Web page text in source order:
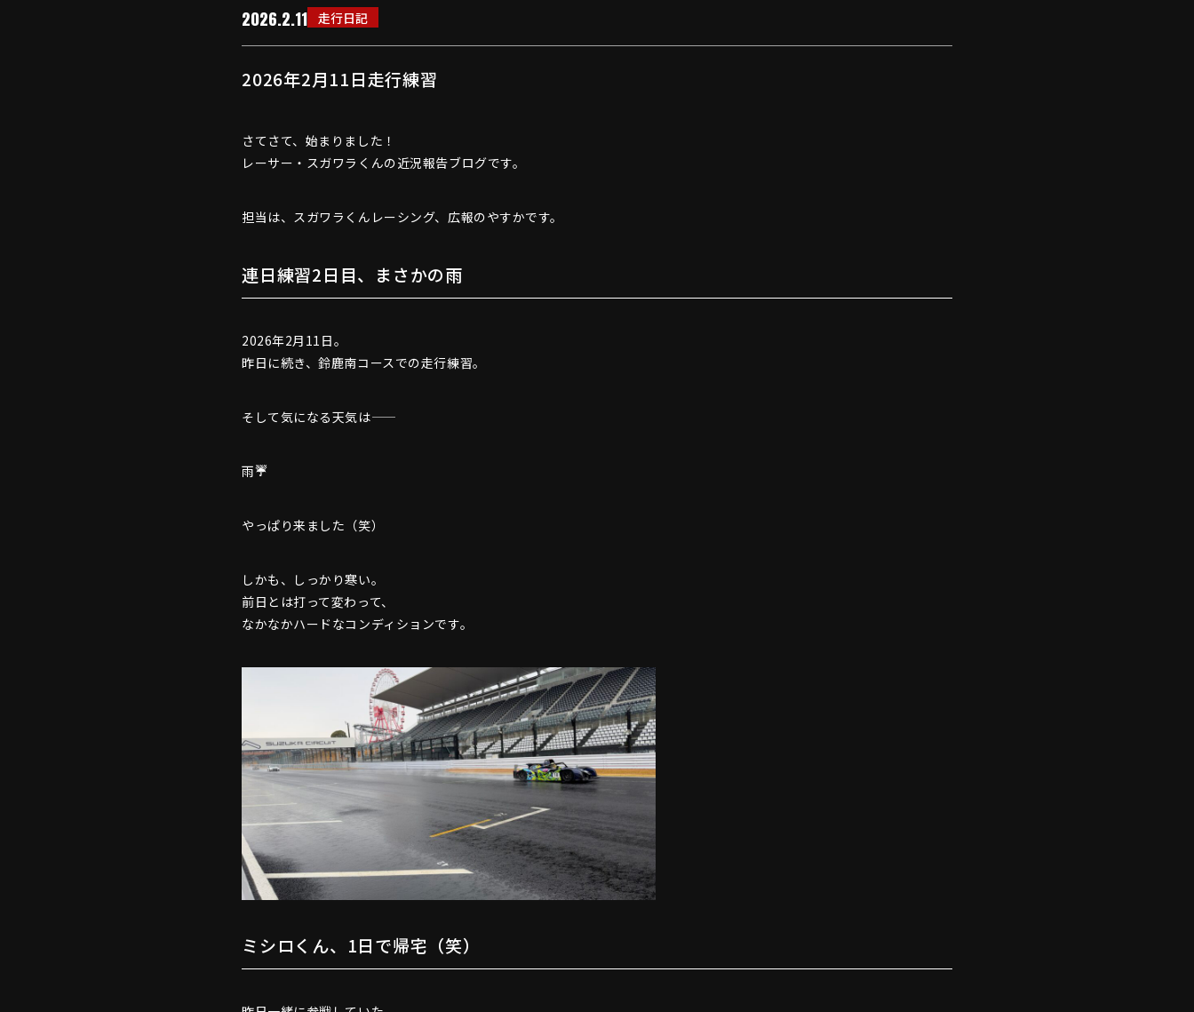
2026.2.11 走行日記
2026年2月11日走行練習
さてさて、始まりました！
レーサー・スガワラくんの近況報告ブログです。
担当は、スガワラくんレーシング、広報のやすかです。
連日練習2日目、まさかの雨
2026年2月11日。
昨日に続き、鈴鹿南コースでの走行練習。
そして気になる天気は——
雨☔️
やっぱり来ました（笑）
しかも、しっかり寒い。
前日とは打って変わって、
なかなかハードなコンディションです。
ミシロくん、1日で帰宅（笑）